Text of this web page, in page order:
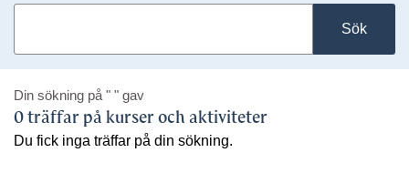
Sök
Din sökning på " " gav
0 träffar på kurser och aktiviteter
Du fick inga träffar på din sökning.